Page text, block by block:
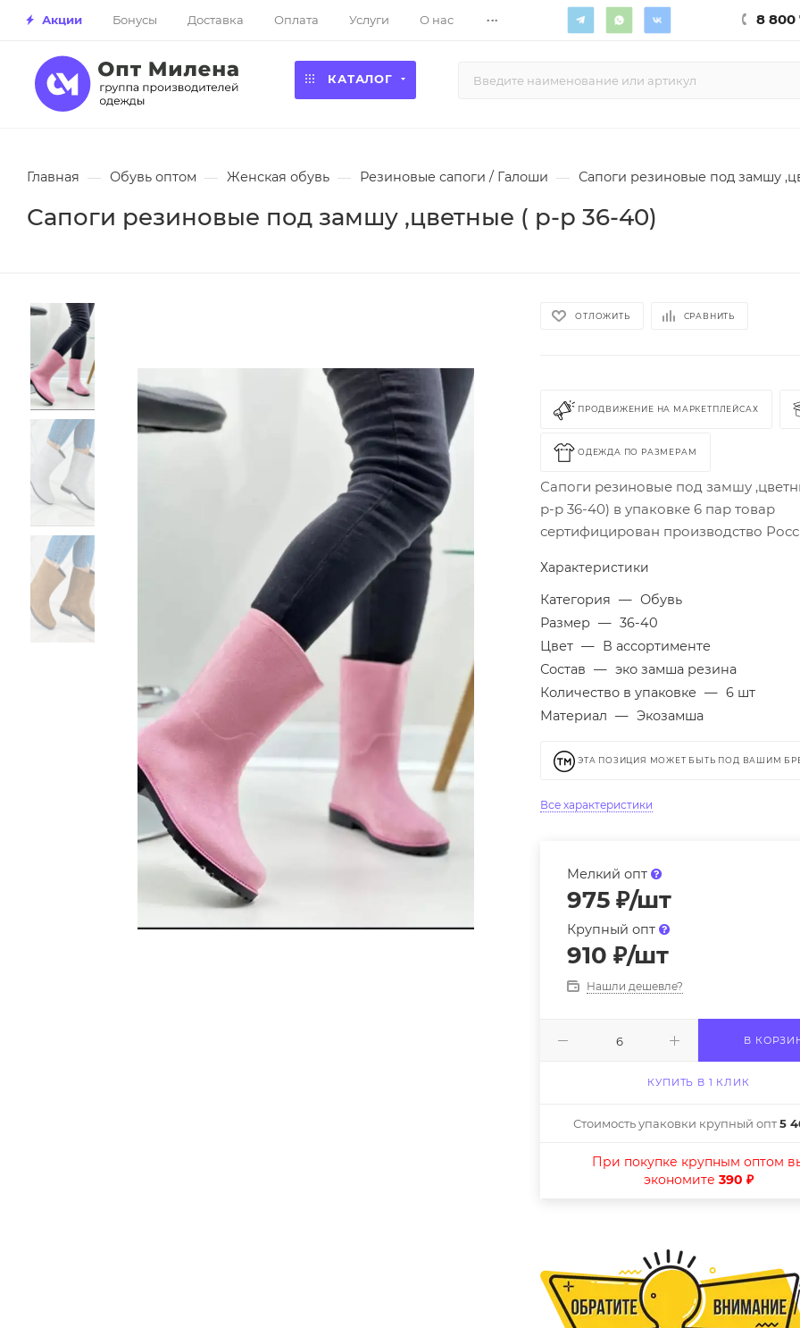
Акции Бонусы Доставка Оплата Услуги О нас ... 8 800
КАТАЛОГ
Главная — Обувь оптом — Женская обувь — Резиновые сапоги / Галоши — Сапоги резиновые под замшу
Сапоги резиновые под замшу ,цветные ( р-р 36-40)
ОТЛОЖИТЬ СРАВНИТЬ
ПРОДВИЖЕНИЕ НА МАРКЕТПЛЕЙСАХ
ОДЕЖДА ПО РАЗМЕРАМ
Сапоги резиновые под замшу
р-р 36-40) в упаковке 6 пар товар
сертифицирован производство
Характеристики
Категория — Обувь
Размер — 36-40
Цвет — В ассортименте
Состав — эко замша резина
Количество в упаковке — 6 шт
Материал — Экозамша
ЭТА ПОЗИЦИЯ МОЖЕТ БЫТЬ ПОД ВАШИМ
Все характеристики
Мелкий опт
975 ₽/шт
Крупный опт
910 ₽/шт
Нашли дешевле?
В
КУПИТЬ В 1 КЛИК
Стоимость упаковки крупный опт5
При покупке крупным оптом
экономите 390 ₽